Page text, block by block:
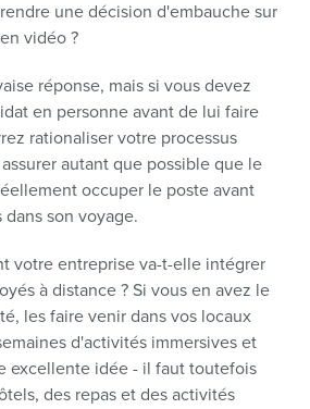
une décision d'embauche sur
vidéo ?
réponse, mais si vous devez
en personne avant de lui faire
rationaliser votre processus
autant que possible que le
occuper le poste avant
son voyage.
votre entreprise va-t-elle intégrer
à distance ? Si vous en avez le
les faire venir dans vos locaux
d'activités immersives et
excellente idée - il faut toutefois
des repas et des activités